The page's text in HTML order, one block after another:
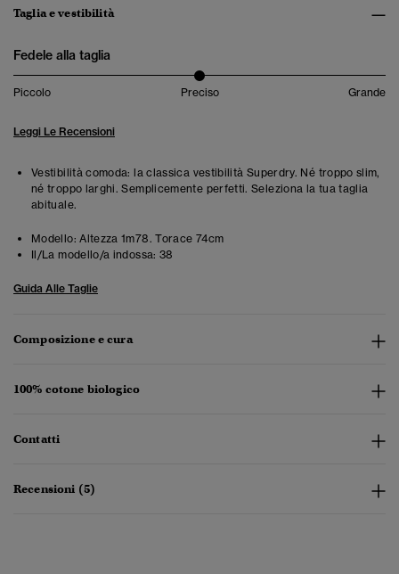
Taglia e vestibilità
Fedele alla taglia
Piccolo Preciso Grande
Leggi Le Recensioni
Vestibilità comoda: la classica vestibilità Superdry. Né troppo slim,
né troppo larghi. Semplicemente perfetti. Seleziona la tua taglia
abituale.
Modello: Altezza 1m78. Torace 74cm
Il/La modello/a indossa: 38
Guida Alle Taglie
Composizione e cura
100% cotone biologico
Contatti
Recensioni (5)